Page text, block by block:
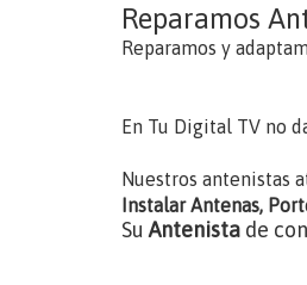
Reparamos
Reparamos y
En Tu Digital TV no
Nuestros antenistas
Instalar Antenas,
Su Antenista de